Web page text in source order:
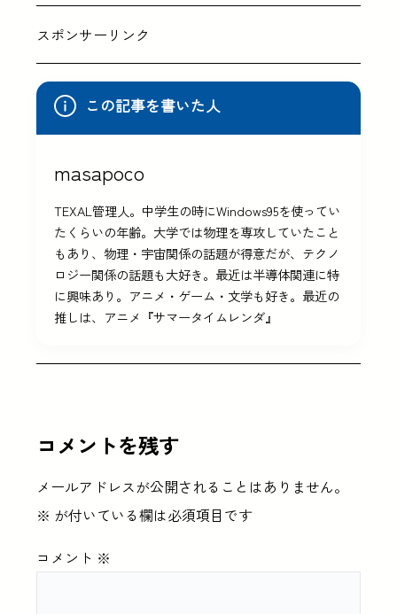
スポンサーリンク
この記事を書いた人
masapoco
TEXAL管理人。中学生の時にWindows95を使ってい
たくらいの年齢。大学では物理を専攻していたこと
もあり、物理・宇宙関係の話題が得意だが、テクノ
ロジー関係の話題も大好き。最近は半導体関連に特
に興味あり。アニメ・ゲーム・文学も好き。最近の
推しは、アニメ『サマータイムレンダ』
コメントを残す
メールアドレスが公開されることはありません。
※ が付いている欄は必須項目です
コメント ※